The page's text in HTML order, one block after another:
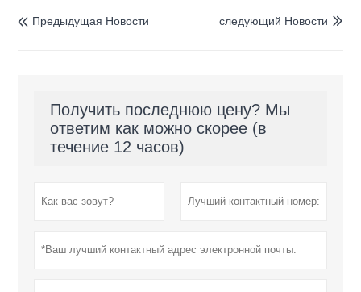
 Предыдущая Hовости 
следующий Hовости
Получить последнюю цену? Мы
ответим как можно скорее (в
течение 12 часов)